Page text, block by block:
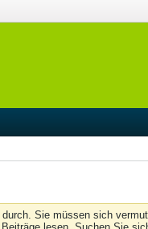
durch. Sie müssen sich